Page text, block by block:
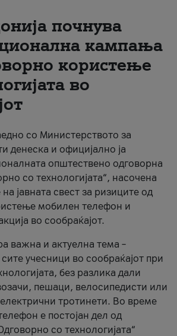
почнува
кампања
користење
во
со Министерството за
денеска и официјално ја
општествено одговорна
со технологијата“, насочена
јавната свест за ризиците од
мобилен телефон и
во сообраќајот.
важна и актуелна тема –
учесници во сообраќајот при
без разлика дали
пешаци, велосипедисти или
тротинети. Во време
е постојан дел од
со технологијата“